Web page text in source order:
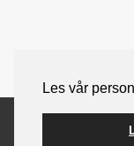
Les vår
© 2026